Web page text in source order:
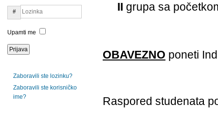
II grupa sa
OBAVEZNO poneti
Raspored studenata
Upamti me
Zaboravili ste lozinku?
Zaboravili ste korisničko
ime?